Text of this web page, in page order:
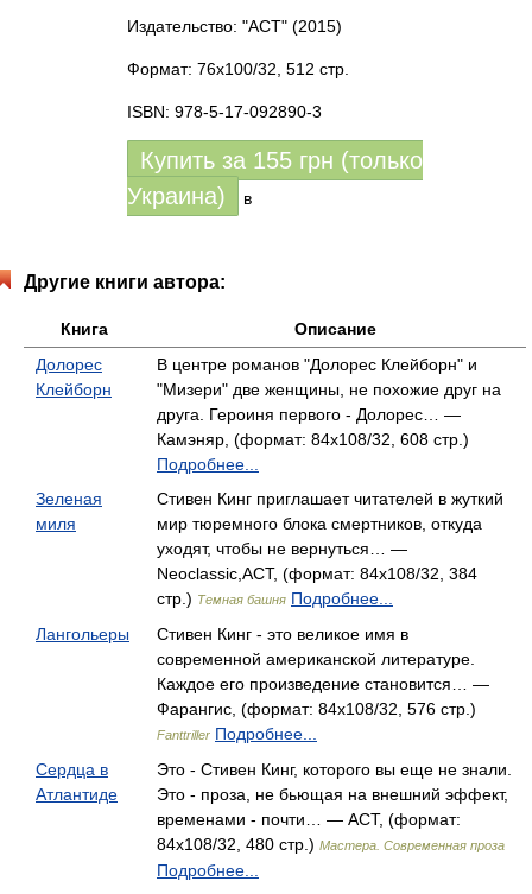
Издательство: "АСТ" (2015)
Формат: 76x100/32, 512 стр.
ISBN: 978-5-17-092890-3
Купить за 155 грн (только
Украина)
в
Другие книги автора:
Книга
Описание
Долорес
Клейборн
В центре романов "Долорес Клейборн" и
"Мизери" две женщины, не похожие друг на
друга. Героиня первого - Долорес… —
Камэняр, (формат: 84x108/32, 608 стр.)
Подробнее...
Зеленая
миля
Стивен Кинг приглашает читателей в жуткий
мир тюремного блока смертников, откуда
уходят, чтобы не вернуться… —
Neoclassic,АСТ, (формат: 84x108/32, 384
стр.) Темная башня Подробнее...
Лангольеры
Стивен Кинг - это великое имя в
современной американской литературе.
Каждое его произведение становится… —
Фарангис, (формат: 84x108/32, 576 стр.)
Fanttriller Подробнее...
Сердца в
Атлантиде
Это - Стивен Кинг, которого вы еще не знали.
Это - проза, не бьющая на внешний эффект,
временами - почти… — АСТ, (формат:
84x108/32, 480 стр.) Мастера. Современная проза
Подробнее...